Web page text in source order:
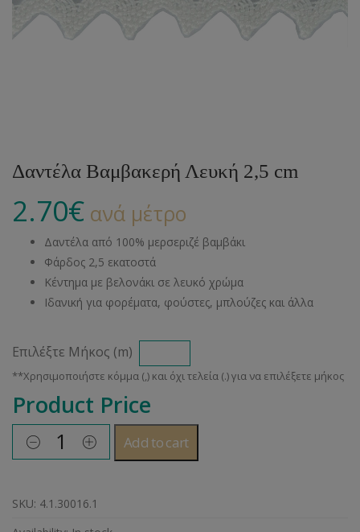
Δαντέλα Βαμβακερή Λευκή 2,5 cm
2.70€ ανά μέτρο
Δαντέλα από 100% μερσεριζέ βαμβάκι
Φάρδος 2,5 εκατοστά
Κέντημα με βελονάκι σε λευκό χρώμα
Ιδανική για φορέματα, φούστες, μπλούζες και άλλα
Επιλέξτε Μήκος (m)
Product Price
Add to cart
SKU: 4.1.30016.1